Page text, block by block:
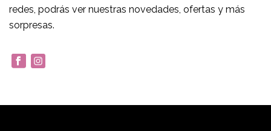
redes, podrás ver nuestras novedades, ofertas y más
sorpresas.